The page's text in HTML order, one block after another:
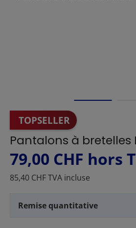
TOPSELLER
Pantalons à bretelles
79,00 CHF hors
85,40 CHF TVA incluse
Remise quantitative